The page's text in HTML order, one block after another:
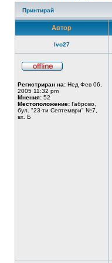
Принтирай
Автор
Ivo27
Регистриран на: Нед Фев 06,
2005 11:32 pm
Мнения: 52
Местоположение: Габрово,
бул. "23-ти Cептември" №7,
вх. Б